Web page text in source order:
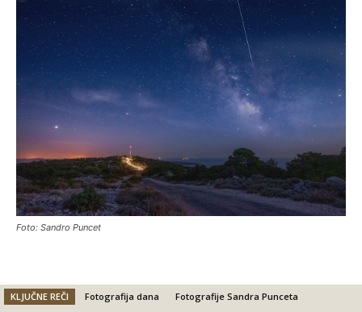
Foto: Sandro Puncet
KLJUČNE REČI Fotografija dana
Fotografije Sandra Punceta